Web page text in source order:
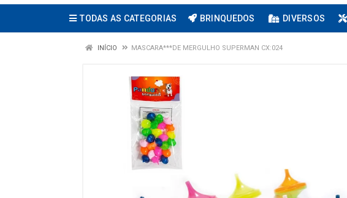
TODAS AS CATEGORIAS BRINQUEDOS DIVERSOS
INÍCIO MASCARA***DE MERGULHO SUPERMAN CX:024